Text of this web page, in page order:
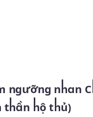
thần hộ thủ)